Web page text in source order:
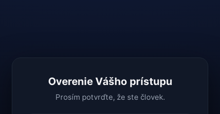
Overenie Vášho prístupu
Prosím potvrďte, že ste človek.